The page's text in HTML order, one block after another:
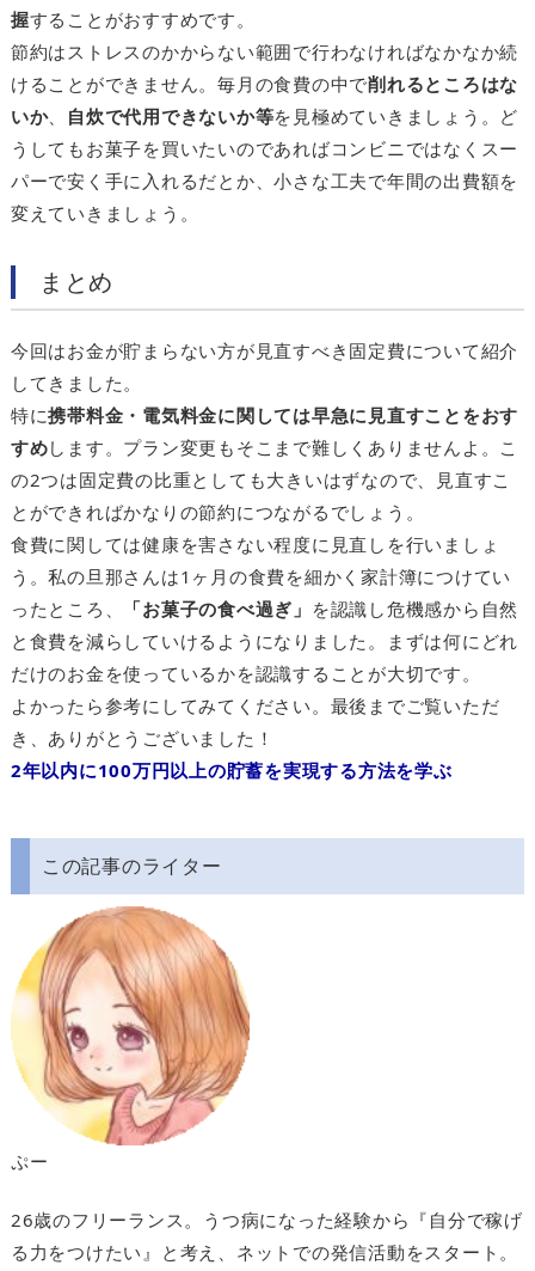
握することがおすすめです。
節約はストレスのかからない範囲で行わなければなかなか続
けることができません。毎月の食費の中で削れるところはな
いか、 自炊で代用できないか等を見極めていきましょう。ど
うしてもお菓子を買いたいのであればコンビニではなくスー
パーで安く手に入れるだとか、小さな工夫で年間の出費額を
変えていきましょう。
まとめ
今回はお金が貯まらない方が見直すべき固定費について紹介
してきました。
特に携帯料金・電気料金に関しては早急に見直すことをおす
すめします。プラン変更もそこまで難しくありませんよ。こ
の2つは固定費の比重としても大きいはずなので、見直すこ
とができればかなりの節約につながるでしょう。
食費に関しては健康を害さない程度に見直しを行いましょ
う。私の旦那さんは1ヶ月の食費を細かく家計簿につけてい
ったところ、
「お菓子の食べ過ぎ」 を認識し危機感から自然
と食費を減らしていけるようになりました。まずは何にどれ
だけのお金を使っているかを認識することが大切です。
よかったら参考にしてみてください。最後までご覧いただ
き、ありがとうございました！
2年以内に100万円以上の貯蓄を実現する方法を学ぶ
この記事のライター
ぷー
26歳のフリーランス。うつ病になった経験から『自分で稼げ
る力をつけたい』と考え、ネットでの発信活動をスタート。